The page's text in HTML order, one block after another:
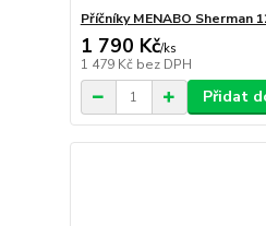
Příčníky MENABO Sherman
1 790 Kč/ks
1 479 Kč bez DPH
Přidat